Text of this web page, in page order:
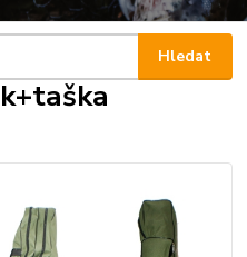
Hledat